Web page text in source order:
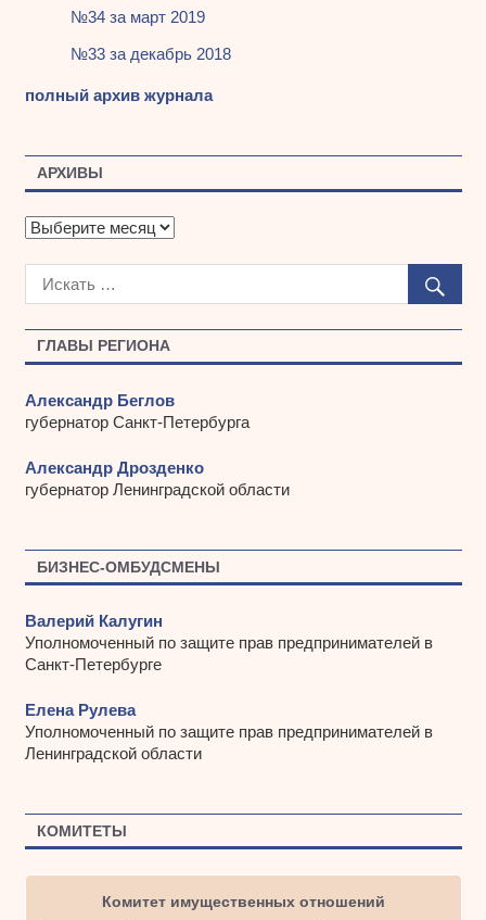
ГЛАВЫ РЕГИОНА
Александр Беглов
губернатор Санкт-Петербурга
Александр Дрозденко
губернатор Ленинградской области
БИЗНЕС-ОМБУДСМЕНЫ
Валерий Калугин
Уполномоченный по защите прав предпринимателей в
Санкт-Петербурге
Елена Рулева
Уполномоченный по защите прав предпринимателей в
Ленинградской области
КОМИТЕТЫ
Комитет имущественных отношений
№34 за март 2019
№33 за декабрь 2018
полный архив журнала
АРХИВЫ
А
х
ы